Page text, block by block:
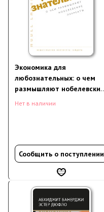
Экономика для
любознательных: о чем
размышляют нобелевские
лауреаты
Нет в наличии
Сообщить о поступлении